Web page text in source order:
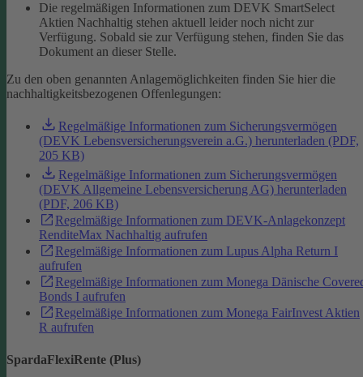
Die regelmäßigen Informationen zum DEVK SmartSelect
Aktien Nachhaltig stehen aktuell leider noch nicht zur
Verfügung. Sobald sie zur Verfügung stehen, finden Sie das
Dokument an dieser Stelle.
Zu den oben genannten Anlagemöglichkeiten finden Sie hier die
nachhaltigkeitsbezogenen Offenlegungen:
Regelmäßige Informationen zum Sicherungsvermögen
(DEVK Lebensversicherungsverein a.G.) herunterladen (PDF,
205 KB)
Regelmäßige Informationen zum Sicherungsvermögen
(DEVK Allgemeine Lebensversicherung AG) herunterladen
(PDF, 206 KB)
Regelmäßige Informationen zum DEVK-Anlagekonzept
RenditeMax Nachhaltig aufrufen
Regelmäßige Informationen zum Lupus Alpha Return I
aufrufen
Regelmäßige Informationen zum Monega Dänische
Bonds I aufrufen
Regelmäßige Informationen zum Monega FairInvest Aktien
R aufrufen
SpardaFlexiRente (Plus)